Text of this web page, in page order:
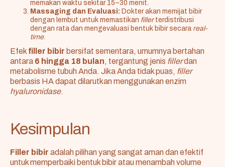
memakan waktu sekitar 15–30 menit.
Massaging dan Evaluasi: Dokter akan memijat bibir
dengan lembut untuk memastikan fillerterdistribusi
dengan rata dan mengevaluasi bentuk bibir secara real-
time.
Efek filler bibir bersifat sementara, umumnya bertahan
antara 6 hingga 18 bulan, tergantung jenis fillerdan
metabolisme tubuh Anda. Jika Anda tidak puas, filler
berbasis HA dapat dilarutkan menggunakan enzim
hyaluronidase.
Kesimpulan
Filler bibir adalah pilihan yang sangat aman dan efektif
untuk memperbaiki bentuk bibir atau menambah volume